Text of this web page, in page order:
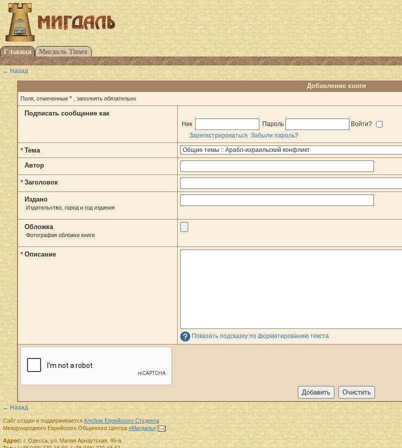
← Назад
Добавление книги
Поля, отмеченные * , заполнять обязательно
Подписать сообщение как
Ник Пароль
Войти?
Зарегистрироваться Забыли пароль?
* Тема
Автор
* Заголовок
Издано
Издательство, город и год издания
Обложка
Фотография обложки книги
* Описание
Показать подсказку по форматированию текста
← Назад
Сайт создан и поддерживается Клубом Еврейского Студента
Международного Еврейского Общинного Центра «Мигдаль» .
Адрес: г. Одесса, ул. Малая Арнаутская, 46-а.